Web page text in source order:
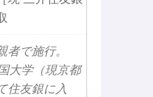
者で施行。
大学（現京都
住友銀に入